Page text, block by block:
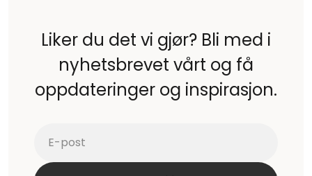
Liker du det vi gjør? Bli med i
nyhetsbrevet vårt og få
oppdateringer og inspirasjon.